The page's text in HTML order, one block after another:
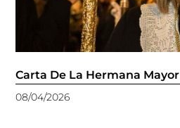
Carta De La Hermana Mayor
08/04/2026